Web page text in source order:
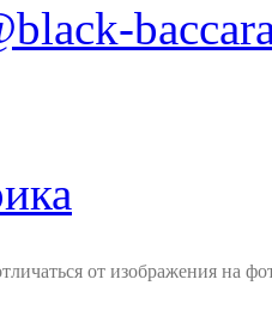
от изображения на